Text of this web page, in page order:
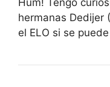
hermanas Dedijer
el ELO si se